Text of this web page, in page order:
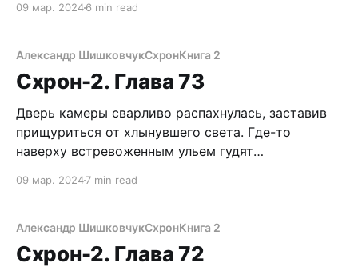
продвинутого выживальщика, как я. Куда же
погода, похоже, благоволит планам Спауна и
Юрца.
09 мар. 20246 min read
Александр ШишковчукСхронКнига 2
Схрон-2. Глава 73
Дверь камеры сварливо распахнулась, заставив
прищуриться от хлынувшего света. Где-то
наверху встревоженным ульем гудят
с нарастающей частотой в предбоевой
выйду на эту проклятую Арену в последний раз. И
что бы ни случилось – будь, что будет. Тяжелая
ладонь
09 мар. 20247 min read
Александр ШишковчукСхронКнига 2
Схрон-2. Глава 72